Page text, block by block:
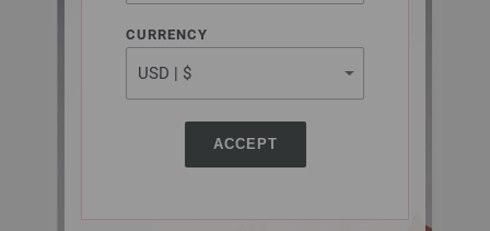
CURRENCY
ACCEPT